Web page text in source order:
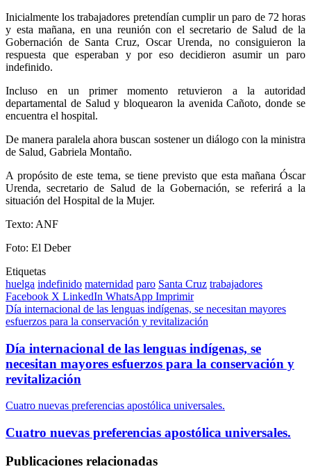
Inicialmente los trabajadores pretendían cumplir un paro de 72 horas
y esta mañana, en una reunión con el secretario de Salud de la
Gobernación de Santa Cruz, Oscar Urenda, no consiguieron la
respuesta que esperaban y por eso decidieron asumir un paro
indefinido.
Incluso en un primer momento retuvieron a la autoridad
departamental de Salud y bloquearon la avenida Cañoto, donde se
encuentra el hospital.
De manera paralela ahora buscan sostener un diálogo con la ministra
de Salud, Gabriela Montaño.
A propósito de este tema, se tiene previsto que esta mañana Óscar
Urenda, secretario de Salud de la Gobernación, se referirá a la
situación del Hospital de la Mujer.
Texto: ANF
Foto: El Deber
Etiquetas
huelga indefinido maternidad paro Santa Cruz trabajadores
Facebook X LinkedIn WhatsApp Imprimir
Día internacional de las lenguas indígenas, se necesitan mayores
esfuerzos para la conservación y revitalización
Día internacional de las lenguas indígenas, se
necesitan mayores esfuerzos para la conservación y
revitalización
Cuatro nuevas preferencias apostólica universales.
Cuatro nuevas preferencias apostólica universales.
Publicaciones relacionadas